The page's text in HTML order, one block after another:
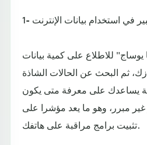
في استخدام بيانات الإنترنت
للاطلاع على كمية بيانات
ثم البحث عن الحالات الشاذة
يساعدك على معرفة متى يكون
غير مبرر، وهو ما يعد مؤشرا على
تثبيت برامج مراقبة على هاتفك.